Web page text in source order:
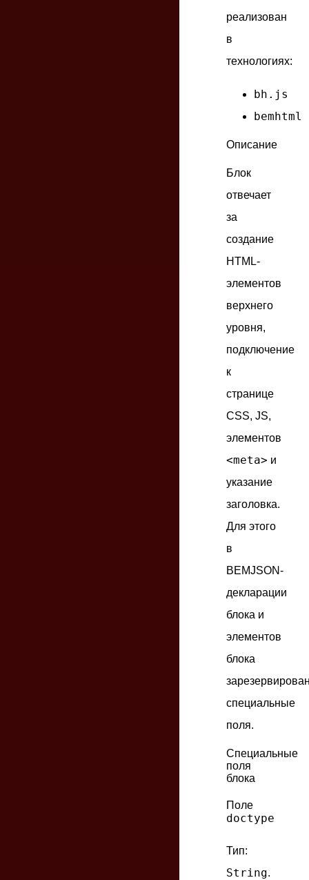
реализован
в
технологиях:
bh.js
bemhtml
Описание
Блок
отвечает
за
создание
HTML-
элементов
верхнего
уровня,
подключение
к
странице
CSS, JS,
элементов
<meta> и
указание
заголовка.
Для этого
в
BEMJSON-
декларации
блока и
элементов
блока
специальные
поля.
Специальные
поля
блока
Поле
doctype
Тип:
String.